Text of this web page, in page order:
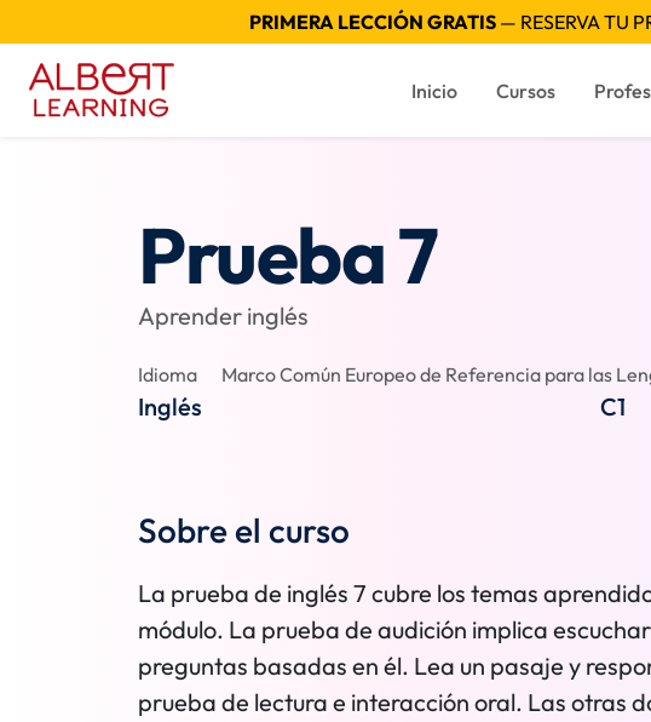
PRIMERA LECCIÓN GRATIS— RESERVA TU
Inicio Cursos
Prueba 7
Aprender inglés
Idioma
Inglés
Marco Común Europeo de Referencia para las
C1
Sobre el curso
La prueba de inglés 7 cubre los temas
módulo. La prueba de audición implica
preguntas basadas en él. Lea un pasaje y
prueba de lectura e interacción oral. Las otras